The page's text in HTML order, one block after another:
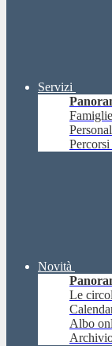
Servizi
Novità
Le
Albo